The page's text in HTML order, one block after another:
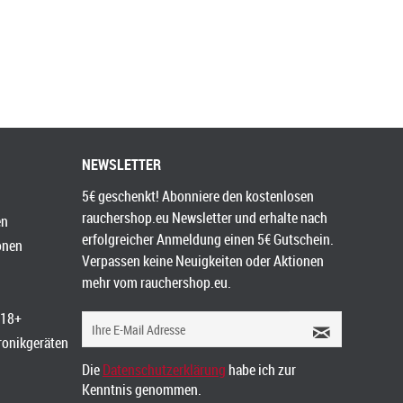
NEWSLETTER
5€ geschenkt! Abonniere den kostenlosen
rauchershop.eu Newsletter und erhalte nach
erfolgreicher Anmeldung einen 5€ Gutschein.
Verpassen keine Neuigkeiten oder Aktionen
mehr vom rauchershop.eu.
DieDatenschutzerklärung habe ich zur
Kenntnis genommen.